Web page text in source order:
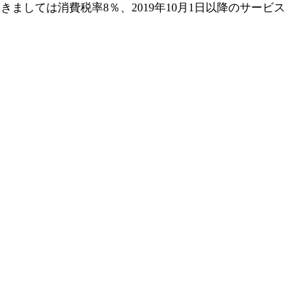
ましては消費税率8％、2019年10月1日以降のサービス